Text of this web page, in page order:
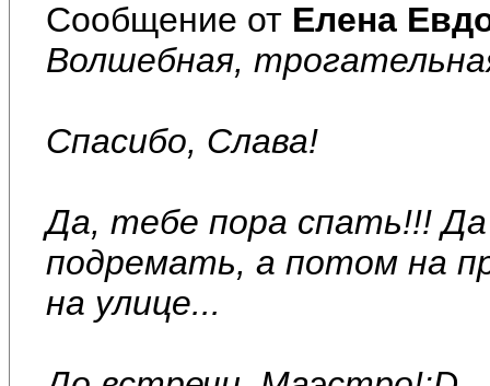
Сообщение от Елена
Волшебная,
Спасибо, Слава!
Да, тебе пора спать!!!
подремать, а потом на
на улице...